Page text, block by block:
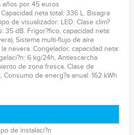
años por 45 euros
neta total: 336 L. Bisagra
de visualizador: LED. Clase clim?
35 dB. Frigor?fico, capacidad neta:
Sistema multi-flujo de aire
nevera. Congelador, capacidad neta:
6 kg/24h, Antiescarcha
de zona fresca. Clase de
Consumo de energ?a anual: 162 kWh
de instalaci?n